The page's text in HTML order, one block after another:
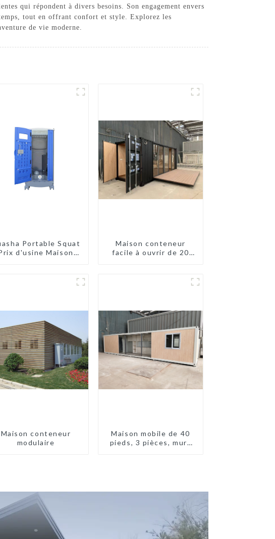
qui répondent à divers besoins. Son engagement envers
tout en offrant confort et style. Explorez les
de vie moderne.
Portable Squat
d'usine Maison
Maison conteneur
facile à ouvrir de 20
Maison conteneur
modulaire
Maison mobile de 40
pieds, 3 pièces, murs